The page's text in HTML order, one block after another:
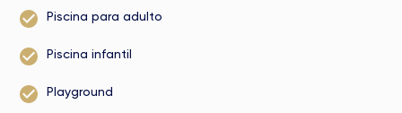
Piscina para adulto
Piscina infantil
Playground